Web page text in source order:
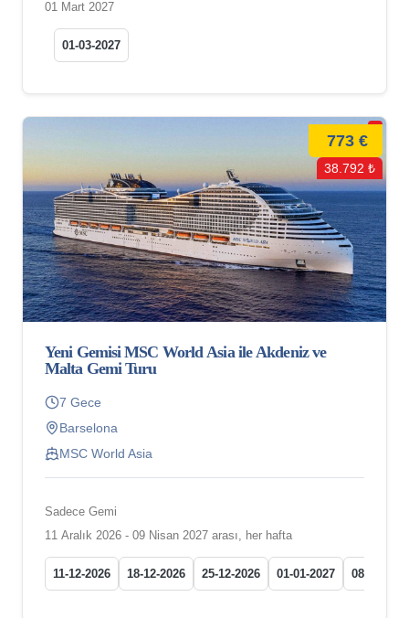
01 Mart 2027
01-03-2027
773 €
38.792 ₺
Yeni Gemisi MSC World Asia ile Akdeniz ve
Malta Gemi Turu
7 Gece
Barselona
MSC World Asia
Sadece Gemi
11 Aralık 2026 - 09 Nisan 2027 arası, her hafta
11-12-2026 18-12-2026 25-12-2026 01-01-2027 08-01-2027